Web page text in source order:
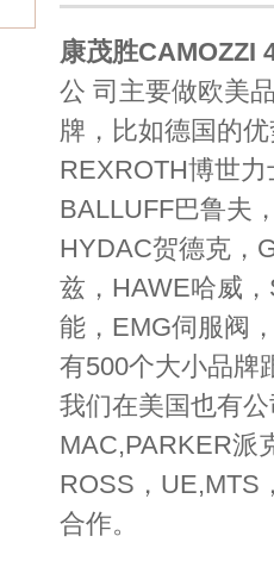
康茂胜CAMOZZI
公 司主要做欧美
牌，比如德国的
REXROTH博世
BALLUFF巴鲁夫
HYDAC贺德克，
兹，HAWE哈威
能，EMG伺服阀
有500个大小品牌
我们在美国也有
MAC,PARKER派
ROSS，UE,MTS
合作。